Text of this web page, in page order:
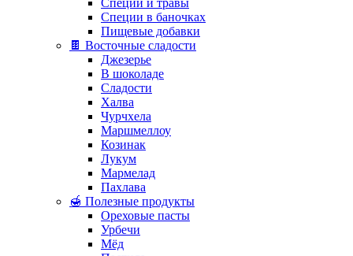
Специи и травы
Специи в баночках
Пищевые добавки
🍫 Восточные сладости
Джезерье
В шоколаде
Сладости
Халва
Чурчхела
Маршмеллоу
Козинак
Лукум
Мармелад
Пахлава
🍯 Полезные продукты
Ореховые пасты
Урбечи
Мёд